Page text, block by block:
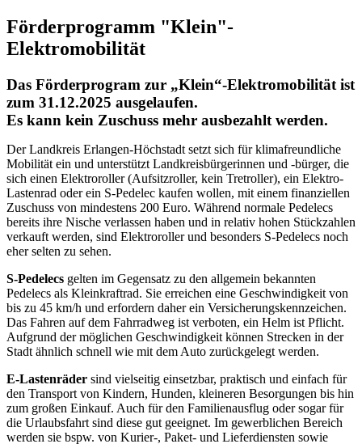
Förderprogramm "Klein"-
Elektromobilität
Das Förderprogram zur „Klein“-Elektromobilität ist
zum 31.12.2025 ausgelaufen.
Es kann kein Zuschuss mehr ausbezahlt werden.
Der Landkreis Erlangen-Höchstadt setzt sich für klimafreundliche
Mobilität ein und unterstützt Landkreisbürgerinnen und -bürger, die
sich einen Elektroroller (Aufsitzroller, kein Tretroller), ein Elektro-
Lastenrad oder ein S-Pedelec kaufen wollen, mit einem finanziellen
Zuschuss von mindestens 200 Euro. Während normale Pedelecs
bereits ihre Nische verlassen haben und in relativ hohen Stückzahlen
verkauft werden, sind Elektroroller und besonders S-Pedelecs noch
eher selten zu sehen.
S-Pedelecs gelten im Gegensatz zu den allgemein bekannten
Pedelecs als Kleinkraftrad. Sie erreichen eine Geschwindigkeit von
bis zu 45 km/h und erfordern daher ein Versicherungskennzeichen.
Das Fahren auf dem Fahrradweg ist verboten, ein Helm ist Pflicht.
Aufgrund der möglichen Geschwindigkeit können Strecken in der
Stadt ähnlich schnell wie mit dem Auto zurückgelegt werden.
E-Lastenräder sind vielseitig einsetzbar, praktisch und einfach für
den Transport von Kindern, Hunden, kleineren Besorgungen bis hin
zum großen Einkauf. Auch für den Familienausflug oder sogar für
die Urlaubsfahrt sind diese gut geeignet. Im gewerblichen Bereich
werden sie bspw. von Kurier-, Paket- und Lieferdiensten sowie